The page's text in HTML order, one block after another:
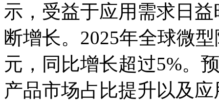
示，受益于应用需求日
断增长。2025年全球微
元，同比增长超过5%。
产品市场占比提升以及